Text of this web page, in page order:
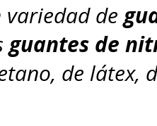
variedad de
guantes de
de látex,